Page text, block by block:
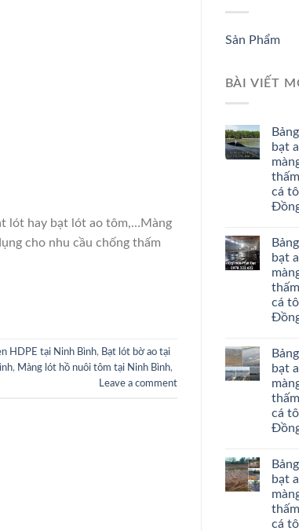
lót hay bạt lót ao tôm,…Màng
cho nhu cầu chống thấm
HDPE tại Ninh Bình, Bạt lót bờ ao tại
, Màng lót hồ nuôi tôm tại Ninh Bình,
Leave a comment
Sản Phẩm
BÀI VIẾT
bạt
cá
bạt
cá
bạt
cá
bạt
cá